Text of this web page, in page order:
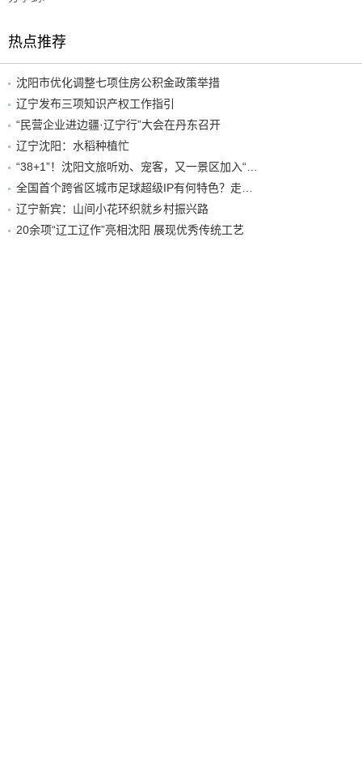
热点推荐
沈阳市优化调整七项住房公积金政策举措
辽宁发布三项知识产权工作指引
“民营企业进边疆·辽宁行”大会在丹东召开
辽宁沈阳：水稻种植忙
“38+1”！沈阳文旅听劝、宠客，又一景区加入“东北超”优惠名单！
全国首个跨省区城市足球超级IP有何特色？走进沈阳现场去看看
辽宁新宾：山间小花环织就乡村振兴路
20余项“辽工辽作”亮相沈阳 展现优秀传统工艺